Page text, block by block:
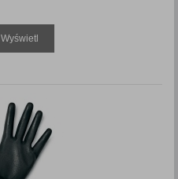
Wyświetl